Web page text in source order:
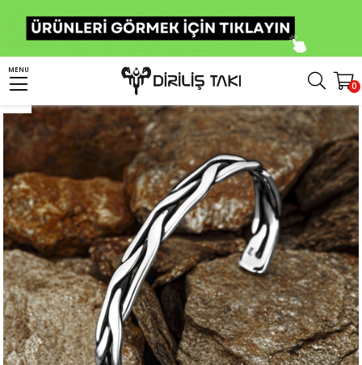
MENU
0
Erkek Bileklik